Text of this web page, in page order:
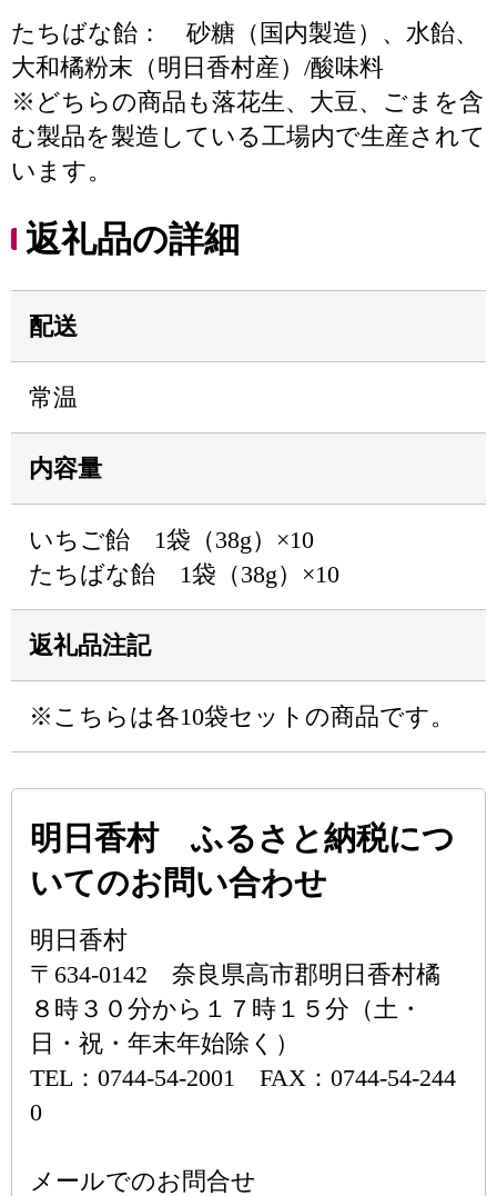
たちばな飴： 砂糖（国内製造）、水飴、
大和橘粉末（明日香村産）/酸味料
※どちらの商品も落花生、大豆、ごまを含
む製品を製造している工場内で生産されて
います。
返礼品の詳細
配送
常温
内容量
いちご飴 1袋（38g）×10
たちばな飴 1袋（38g）×10
返礼品注記
※こちらは各10袋セットの商品です。
明日香村 ふるさと納税につ
いてのお問い合わせ
明日香村
〒634-0142 奈良県高市郡明日香村橘
８時３０分から１７時１５分（土・
日・祝・年末年始除く）
TEL：0744-54-2001 FAX：0744-54-244
0
メールでのお問合せ